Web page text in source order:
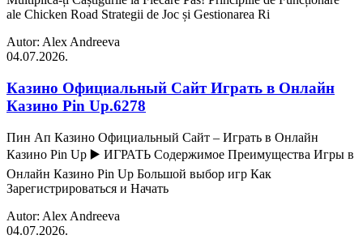
ale Chicken Road Strategii de Joc și Gestionarea Ri
Autor: Alex Andreeva
04.07.2026.
Казино Официальный Сайт Играть в Онлайн
Казино Pin Up.6278
Пин Ап Казино Официальный Сайт – Играть в Онлайн
Казино Pin Up ▶️ ИГРАТЬ Содержимое Преимущества Игры в
Онлайн Казино Pin Up Большой выбор игр Как
Зарегистрироваться и Начать
Autor: Alex Andreeva
04.07.2026.